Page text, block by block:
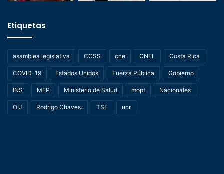
Etiquetas
asamblea legislativa CCSS cne CNFL Costa Rica
COVID-19 Estados Unidos Fuerza Pública Gobierno
INS MEP Ministerio de Salud mopt Nacionales
OIJ Rodrigo Chaves. TSE ucr